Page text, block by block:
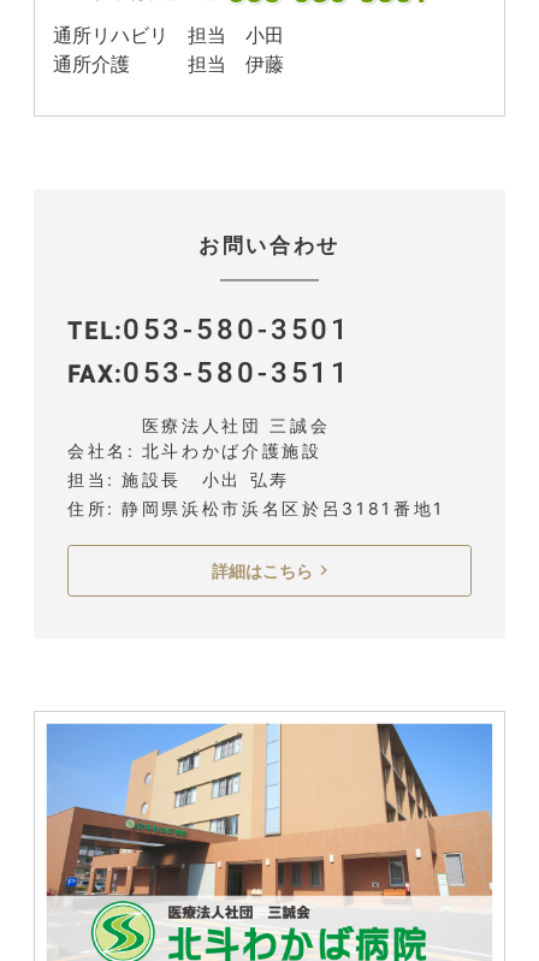
通所リハビリ 担当 小田
通所介護 担当 伊藤
お問い合わせ
TEL 053-580-3501
FAX 053-580-3511
会社名
医療法人社団 三誠会
北斗わかば介護施設
担当
施設長 小出 弘寿
住所
静岡県浜松市浜名区於呂3181番地1
詳細はこちら